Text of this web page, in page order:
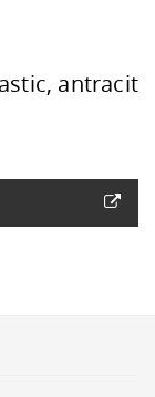
antracit